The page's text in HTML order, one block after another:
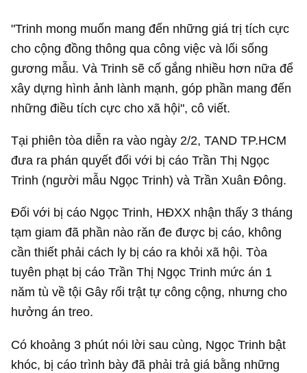
"Trinh mong muốn mang đến những giá trị tích cực
cho cộng đồng thông qua công việc và lối sống
gương mẫu. Và Trinh sẽ cố gắng nhiều hơn nữa để
xây dựng hình ảnh lành mạnh, góp phần mang đến
những điều tích cực cho xã hội", cô viết.
Tại phiên tòa diễn ra vào ngày 2/2, TAND TP.HCM
đưa ra phán quyết đối với bị cáo Trần Thị Ngọc
Trinh (người mẫu Ngọc Trinh) và Trần Xuân Đông.
Đối với bị cáo Ngọc Trinh, HĐXX nhận thấy 3 tháng
tạm giam đã phần nào răn đe được bị cáo, không
cần thiết phải cách ly bị cáo ra khỏi xã hội. Tòa
tuyên phạt bị cáo Trần Thị Ngọc Trinh mức án 1
năm tù về tội Gây rối trật tự công cộng, nhưng cho
hưởng án treo.
Có khoảng 3 phút nói lời sau cùng, Ngọc Trinh bật
khóc, bị cáo trình bày đã phải trả giá bằng những